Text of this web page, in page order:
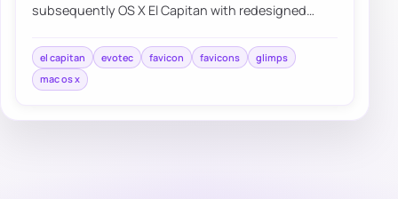
subsequently OS X El Capitan with redesigned
el capitan evotec favicon favicons
glimps
mac os x